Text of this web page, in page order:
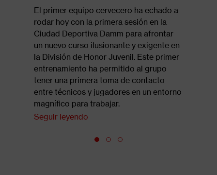
El primer equipo cervecero ha echado a
rodar hoy con la primera sesión en la
Ciudad Deportiva Damm para afrontar
un nuevo curso ilusionante y exigente en
la División de Honor Juvenil. Este primer
entrenamiento ha permitido al grupo
tener una primera toma de contacto
entre técnicos y jugadores en un entorno
magnífico para trabajar.
Seguir leyendo